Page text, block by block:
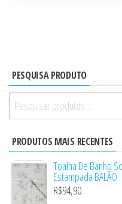
PESQUISA PRODUTO
Pesquisar
por:
PRODUTOS MAIS RECENTES
Toalha De Banho
Estampada BALÃO
R$94,90